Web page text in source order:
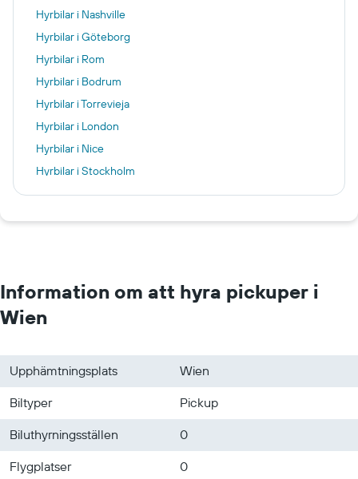
Hyrbilar i Nashville
Hyrbilar i Göteborg
Hyrbilar i Rom
Hyrbilar i Bodrum
Hyrbilar i Torrevieja
Hyrbilar i London
Hyrbilar i Nice
Hyrbilar i Stockholm
Hyrbilar i Thessaloníki
Information om att hyra pickuper i
Wien
Upphämtningsplats
Wien
Biltyper
Pickup
Biluthyrningsställen
0
Flygplatser
0